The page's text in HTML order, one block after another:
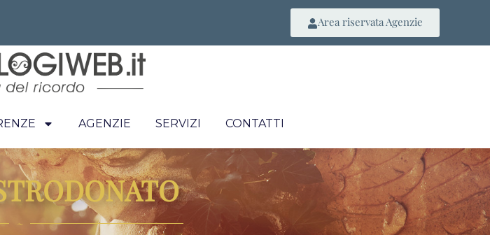
Area riservata Agenzie
AGENZIE SERVIZI CONTATTI
~